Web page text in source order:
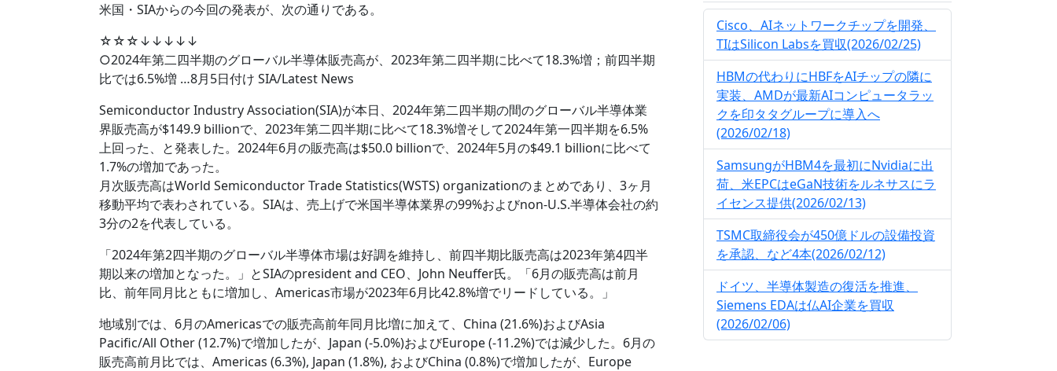
米国・SIAからの今回の発表が、次の通りである。
☆☆☆↓↓↓↓↓
○2024年第二四半期のグローバル半導体販売高が、2023年第二四半期に比べて18.3%増；前四半期
比では6.5%増 …8月5日付け SIA/Latest News
Semiconductor Industry Association(SIA)が本日、2024年第二四半期の間のグローバル半導体業
界販売高が$149.9 billionで、2023年第二四半期に比べて18.3%増そして2024年第一四半期を6.5%
上回った、と発表した。2024年6月の販売高は$50.0 billionで、2024年5月の$49.1 billionに比べて
1.7%の増加であった。
月次販売高はWorld Semiconductor Trade Statistics(WSTS) organizationのまとめであり、3ヶ月
移動平均で表わされている。SIAは、売上げで米国半導体業界の99%およびnon-U.S.半導体会社の約
3分の2を代表している。
「2024年第2四半期のグローバル半導体市場は好調を維持し、前四半期比販売高は2023年第4四半
期以来の増加となった。」とSIAのpresident and CEO、John Neuffer氏。「6月の販売高は前月
比、前年同月比ともに増加し、Americas市場が2023年6月比42.8%増でリードしている。」
地域別では、6月のAmericasでの販売高前年同月比増に加えて、China (21.6%)およびAsia
Pacific/All Other (12.7%)で増加したが、Japan (-5.0%)およびEurope (-11.2%)では減少した。6月の
販売高前月比では、Americas (6.3%), Japan (1.8%), およびChina (0.8%)で増加したが、Europe
Cisco、AIネットワークチップを開発、
TIはSilicon Labsを買収(2026/02/25)
HBMの代わりにHBFをAIチップの隣に
実装、AMDが最新AIコンピュータラッ
クを印タタグループに導入へ
(2026/02/18)
SamsungがHBM4を最初にNvidiaに出
荷、米EPCはeGaN技術をルネサスにラ
イセンス提供(2026/02/13)
TSMC取締役会が450億ドルの設備投資
を承認、など4本(2026/02/12)
ドイツ、半導体製造の復活を推進、
Siemens EDAは仏AI企業を買収
(2026/02/06)